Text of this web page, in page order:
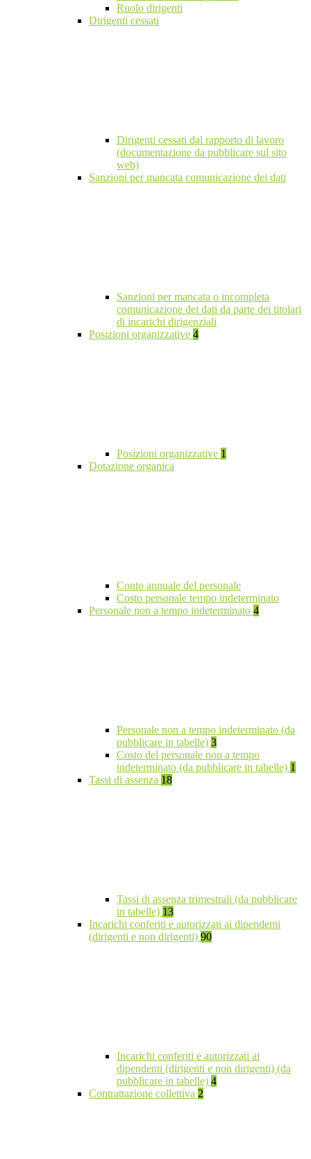
Ruolo dirigenti
Dirigenti cessati
Dirigenti cessati dal rapporto di lavoro
(documentazione da pubblicare sul sito
web)
Sanzioni per mancata comunicazione dei dati
Sanzioni per mancata o incompleta
comunicazione dei dati da parte dei titolari
di incarichi dirigenziali
Posizioni organizzative 4
Posizioni organizzative 1
Dotazione organica
Conto annuale del personale
Costo personale tempo indeterminato
Personale non a tempo indeterminato 4
Personale non a tempo indeterminato (da
pubblicare in tabelle) 3
Costo del personale non a tempo
indeterminato (da pubblicare in tabelle) 1
Tassi di assenza 18
Tassi di assenza trimestrali (da pubblicare
in tabelle) 13
Incarichi conferiti e autorizzati ai dipendenti
(dirigenti e non dirigenti) 90
Incarichi conferiti e autorizzati ai
dipendenti (dirigenti e non dirigenti) (da
pubblicare in tabelle) 4
Contrattazione collettiva 2